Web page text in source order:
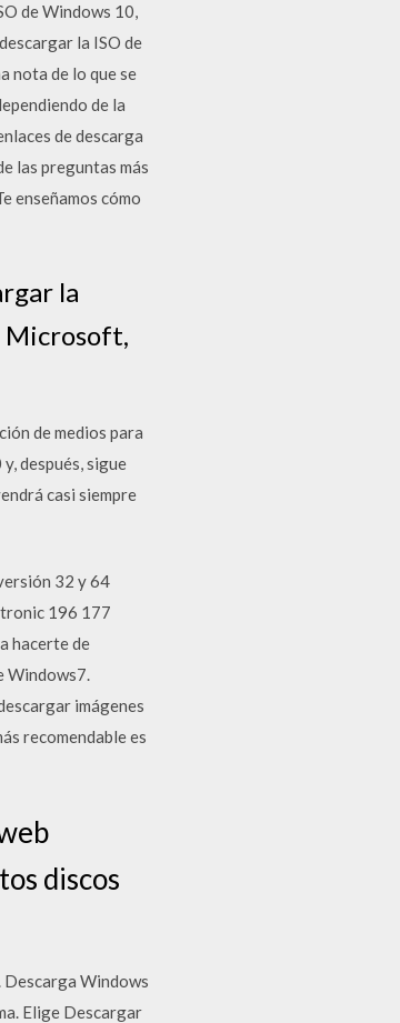
de Windows 10,
la ISO de
nota de lo que se
de la
de descarga
las preguntas más
enseñamos cómo
la
Microsoft,
de medios para
después, sigue
casi siempre
32 y 64
196 177
hacerte de
Windows7.
imágenes
recomendable es
discos
Descarga Windows
Elige Descargar